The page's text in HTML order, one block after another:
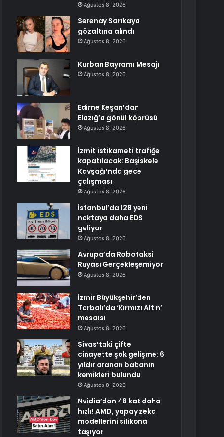
Ağustos 8, 2026
Serenay Sarıkaya
gözaltına alındı
Ağustos 8, 2026
Kurban Bayramı Mesajı
Ağustos 8, 2026
Edirne Keşan’dan
Elazığ’a gönül köprüsü
Ağustos 8, 2026
İzmit istikameti trafiğe
kapatılacak: Başiskele
Kavşağı’nda gece
çalışması
Ağustos 8, 2026
İstanbul’da 128 yeni
noktaya daha EDS
geliyor
Ağustos 8, 2026
Avrupa’da Robotaksi
Rüyası Gerçekleşemiyor
Ağustos 8, 2026
İzmir Büyükşehir’den
Torbalı’da ‘Kırmızı Altın’
mesaisi
Ağustos 8, 2026
Sivas’taki çifte
cinayette şok gelişme: 6
yıldır aranan babanın
kemikleri bulundu
Ağustos 8, 2026
Nvidia’dan 48 kat daha
hızlı! AMD, yapay zeka
modellerini silikona
taşıyor